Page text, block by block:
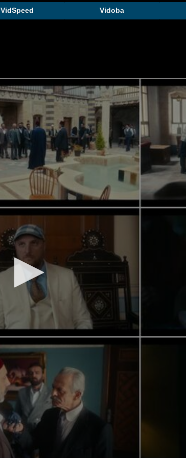
Vidoba
VidSpeed